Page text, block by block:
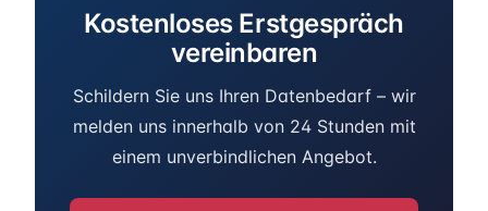
Kostenloses Erstgespräch
vereinbaren
Schildern Sie uns Ihren Datenbedarf – wir
melden uns innerhalb von 24 Stunden mit
einem unverbindlichen Angebot.